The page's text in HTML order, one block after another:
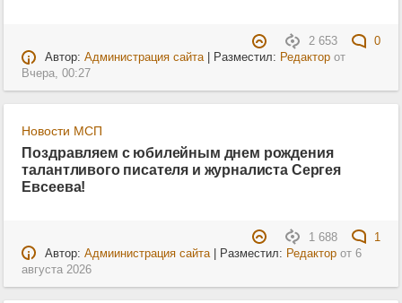
2 653
0
Автор: Администрация сайта| Разместил: Редакторот
Вчера, 00:27
Новости МСП
Поздравляем с юбилейным днем рождения
талантливого писателя и журналиста Сергея
Евсеева!
1 688
1
Автор: Адмиинистрация сайта| Разместил: Редакторот 6
августа 2026